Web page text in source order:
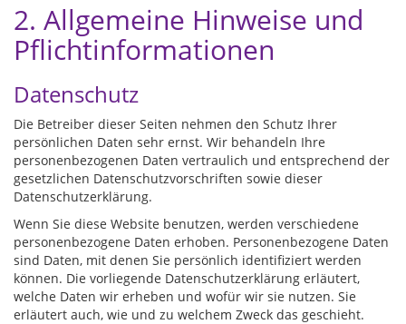
2. Allgemeine Hinweise und
Pflichtinformationen
Datenschutz
Die Betreiber dieser Seiten nehmen den Schutz Ihrer
persönlichen Daten sehr ernst. Wir behandeln Ihre
personenbezogenen Daten vertraulich und entsprechend der
gesetzlichen Datenschutzvorschriften sowie dieser
Datenschutzerklärung.
Wenn Sie diese Website benutzen, werden verschiedene
personenbezogene Daten erhoben. Personenbezogene Daten
sind Daten, mit denen Sie persönlich identifiziert werden
können. Die vorliegende Datenschutzerklärung erläutert,
welche Daten wir erheben und wofür wir sie nutzen. Sie
erläutert auch, wie und zu welchem Zweck das geschieht.